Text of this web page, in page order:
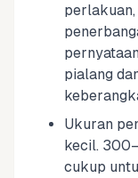
pialang
Ukuran
kecil.
cukup